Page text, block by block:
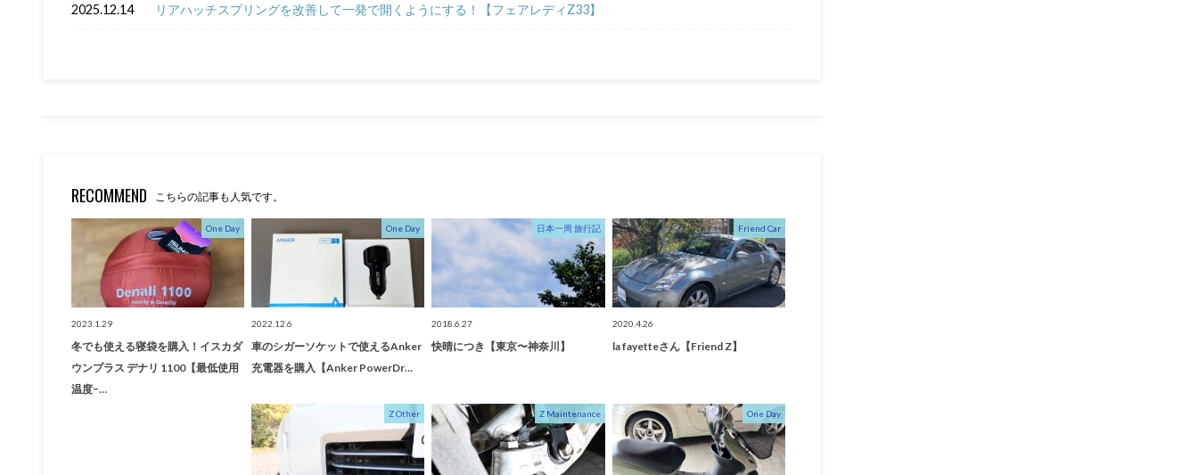
2025.12.14 リアハッチスプリングを改善して一発で開くようにする！【フェアレディZ33】
RECOMMEND こちらの記事も人気です。
One Day
2023.1.29
冬でも使える寝袋を購入！イスカダ
ウンプラス デナリ 1100【最低使用
温度−…
One Day
2022.12.6
車のシガーソケットで使えるAnker
充電器を購入【Anker PowerDr…
日本一周 旅行記
2018.6.27
快晴につき【東京〜神奈川】
Friend Car
2020.4.26
la fayetteさん【Friend Z】
Z Other Z Maintenance One Day